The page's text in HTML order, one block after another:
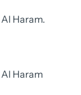
Haram.
Haram